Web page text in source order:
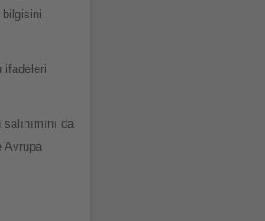
bilgisini
ifadeleri
da
Avrupa